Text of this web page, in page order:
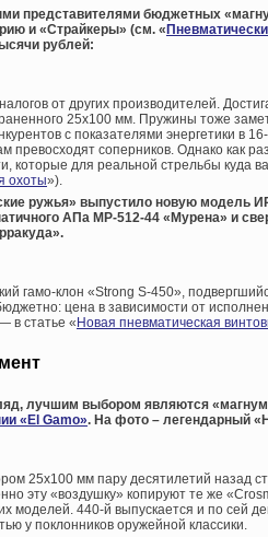
представителями бюджетных
и «Страйкеры» (см. «
рублей:
от других производителей.
25х100 мм. Пружины тоже
с показателями энергетики в
превосходят соперников. Однако как
которые для реальной стрельбы куда
охоты»).
ружья» выпустило новую модель
АПа МР-512-44 «Мурена» и
гамо-клон «Strong S-450»,
цена в зависимости от
в статье « Новая пневматическая
лучшим выбором являются
«El Gamo». На фото – легендарный
25х100 мм пару десятилетий назад
эту «воздушку» копируют те же
моделей. 440-й выпускается и по сей
у поклонников оружейной классики.